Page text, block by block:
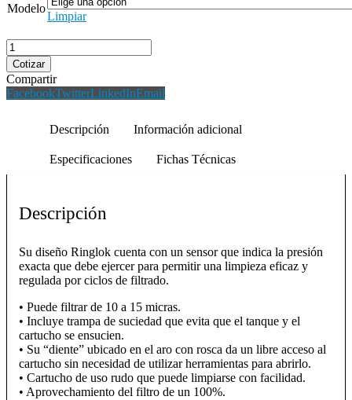
Modelo
Limpiar
Cotizar
Compartir
FacebookTwitterLinkedInEmail
Descripción Información adicional
Especificaciones Fichas Técnicas
Descripción
Su diseño Ringlok cuenta con un sensor que indica la presión
exacta que debe ejercer para permitir una limpieza eficaz y
regulada por ciclos de filtrado.
• Puede filtrar de 10 a 15 micras.
• Incluye trampa de suciedad que evita que el tanque y el
cartucho se ensucien.
• Su “diente” ubicado en el aro con rosca da un libre acceso al
cartucho sin necesidad de utilizar herramientas para abrirlo.
• Cartucho de uso rudo que puede limpiarse con facilidad.
• Aprovechamiento del filtro de un 100%.